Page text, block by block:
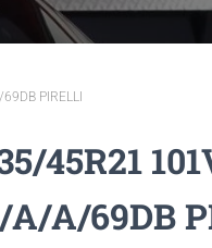
PIRELLI
45R21
A/A/69DB